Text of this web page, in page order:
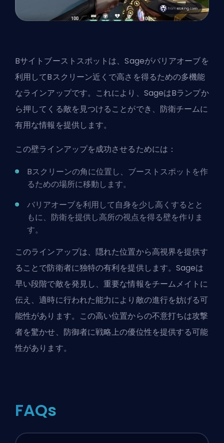
Bサイトブーストスポットは、Sageがバリアオーブを
利用してBスクリーン近くで高さを得るための多機能
なラインアップです。これにより、SageはBランプか
ら押してくる敵を見つけることができ、防衛チームに
有用な情報を提供します。
この壁ラインアップを成功させるためには：
Bスクリーンの角に位置し、ブーストスポットを作
るための場所に移動します。
バリアオーブを利用して自身を少し高くするとと
もに、防衛を提供し高所の視点を得る壁を作りま
す。
このラインアップは、隠れた位置から高視界を提供す
ることで防衛者に独特の有利を提供します。Sageは
早い段階で敵を発見し、重要な情報をチームメイトに
伝え、適時に行われた能力により敵の進行を妨げる可
能性があります。この高い位置からの不意打ちは攻撃
者を驚かせ、防御者に戦略上の優位性を提供する可能
性があります。
FAQs